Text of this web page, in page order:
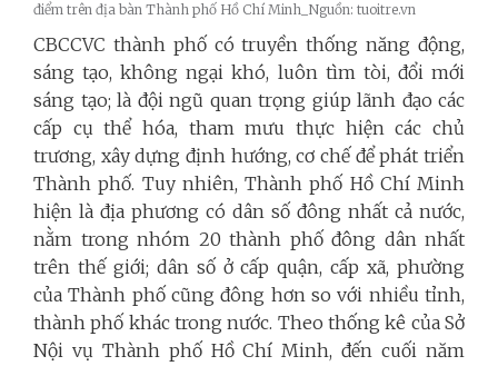
điểm trên địa bàn Thành phố Hồ Chí Minh_Nguồn: tuoitre.vn
CBCCVC thành phố có truyền thống năng động,
sáng tạo, không ngại khó, luôn tìm tòi, đổi mới
sáng tạo; là đội ngũ quan trọng giúp lãnh đạo các
cấp cụ thể hóa, tham mưu thực hiện các chủ
trương, xây dựng định hướng, cơ chế để phát triển
Thành phố. Tuy nhiên, Thành phố Hồ Chí Minh
hiện là địa phương có dân số đông nhất cả nước,
nằm trong nhóm 20 thành phố đông dân nhất
trên thế giới; dân số ở cấp quận, cấp xã, phường
của Thành phố cũng đông hơn so với nhiều tỉnh,
thành phố khác trong nước. Theo thống kê của Sở
Nội vụ Thành phố Hồ Chí Minh, đến cuối năm